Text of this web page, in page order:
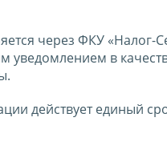
через ФКУ «Налог-
уведомлением в
действует единый